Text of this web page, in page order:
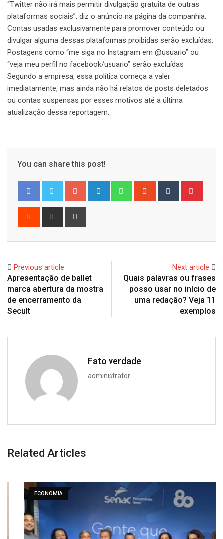
“Twitter não irá mais permitir divulgação gratuita de outras
plataformas sociais”, diz o anúncio na página da companhia.
Contas usadas exclusivamente para promover conteúdo ou
divulgar alguma dessas plataformas proibidas serão excluídas.
Postagens como “me siga no Instagram em @usuario” ou
“veja meu perfil no facebook/usuario” serão excluídas
Segundo a empresa, essa política começa a valer
imediatamente, mas ainda não há relatos de posts deletados
ou contas suspensas por esses motivos até a última
atualização dessa reportagem.
You can share this post!
Google+ LinkedIn WhatsappStumbleUpon
Tumblr
Reddit
Share
Previous article
Apresentação de ballet
marca abertura da mostra
de encerramento da
Secult
Next article
Quais palavras ou frases
posso usar no início de
uma redação? Veja 11
exemplos
Fato verdade
administrator
Related Articles
ECONOMIA